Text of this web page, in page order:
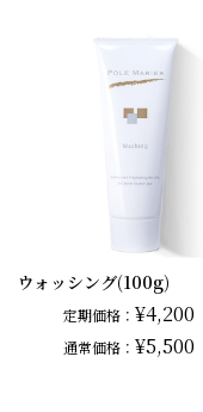
ウォッシング(100g)
定期価格： ¥4,200
通常価格： ¥5,500